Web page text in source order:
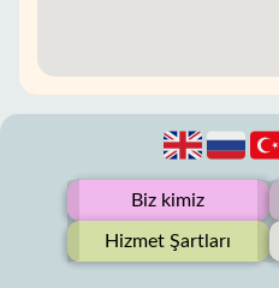
Biz kimiz
Hizmet Şartları